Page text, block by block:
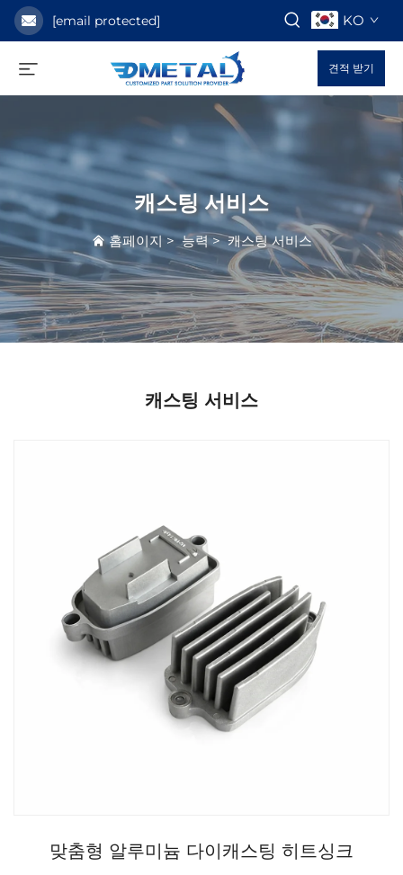
[email protected] KO
견적 받기
캐스팅 서비스
홈페이지>능력>캐스팅 서비스
캐스팅 서비스
맞춤형 알루미늄 다이캐스팅 히트싱크